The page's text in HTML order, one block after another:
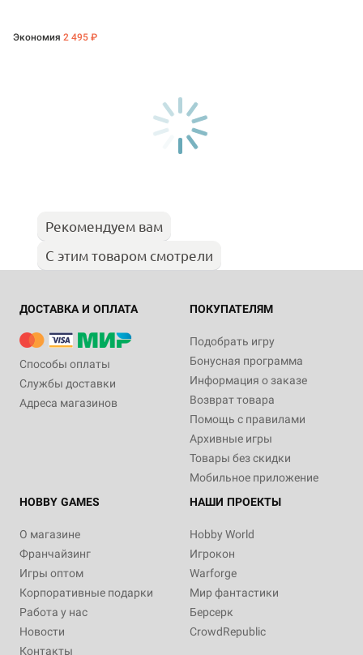
Экономия 2 495 ₽
Рекомендуем вам
С этим товаром смотрели
ДОСТАВКА И ОПЛАТА
Способы оплаты
Службы доставки
Адреса магазинов
ПОКУПАТЕЛЯМ
Подобрать игру
Бонусная программа
Информация о заказе
Возврат товара
Помощь с правилами
Архивные игры
Товары без скидки
Мобильное приложение
HOBBY GAMES
О магазине
Франчайзинг
Игры оптом
Корпоративные подарки
Работа у нас
Новости
Контакты
НАШИ ПРОЕКТЫ
Hobby World
Игрокон
Warforge
Мир фантастики
Берсерк
CrowdRepublic